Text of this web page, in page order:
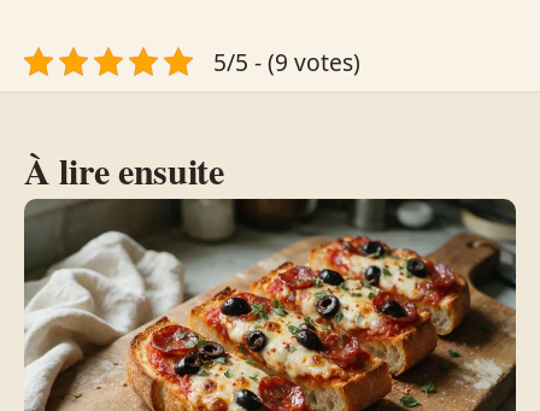
5/5 - (9 votes)
À lire ensuite